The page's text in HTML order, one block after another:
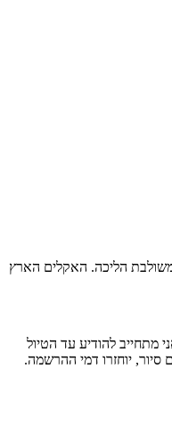
משולבת הליכה. האקלים הארץ
אני מצהיר בזאת שאינני חולה קורונה, ואני מתחייב להודיע עד הטיול
סיור, יוחזרו דמי ההרשמה.